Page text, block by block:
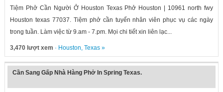
Tiệm Phở Cần Người Ở Houston Texas Phở Houston | 10961 north fwy
Houston texas 77037. Tiệm phở cần tuyển nhân viên phục vụ các ngày
trong tuần. Làm việc từ 9.am - 7.pm. Mọi chi tiết xin liên lạc...
3,470 lượt xem · Houston, Texas»
Cần Sang Gấp Nhà Hàng Phở In Spring Texas.